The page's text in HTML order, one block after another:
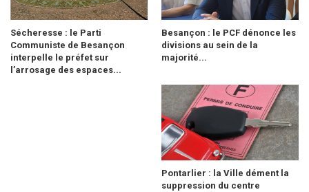
Sécheresse : le Parti
Communiste de Besançon
interpelle le préfet sur
l’arrosage des espaces...
Besançon : le PCF dénonce les
divisions au sein de la
majorité...
Pontarlier : la Ville dément la
suppression du centre